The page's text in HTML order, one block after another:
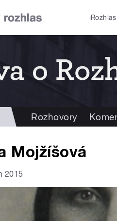
iRozhlas
Rozhovory
Mojžíšová
2015